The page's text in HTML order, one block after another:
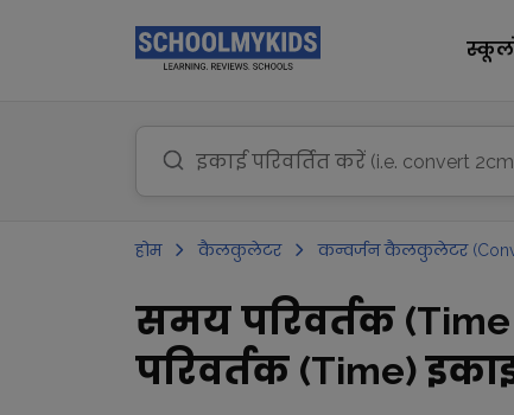
होम कैलकुलेटर कन्वर्जन कैलकुलेटर
समय परिवर्तक
परिवर्तक (Time)